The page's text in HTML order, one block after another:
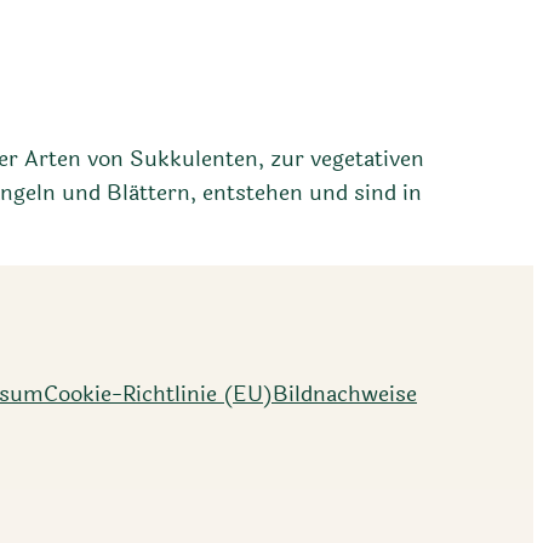
Arten von Sukkulenten, zur vegetativen
und Blättern, entstehen und sind in
Cookie-Richtlinie (EU)Bildnachweise